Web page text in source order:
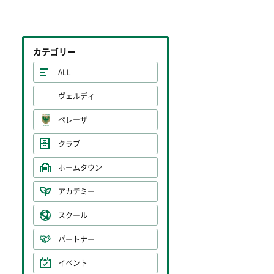
カテゴリー
ALL
ヴェルディ
ベレーザ
クラブ
ホームタウン
アカデミー
スクール
パートナー
イベント